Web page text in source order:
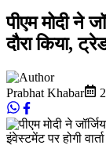
पीएम मोदी ने
दौरा किया,
Prabhat Khabar